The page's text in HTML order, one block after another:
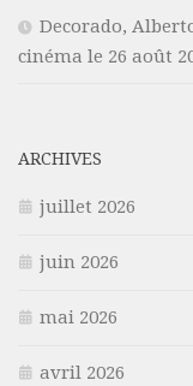
Decorado,
cinéma le 26 août
ARCHIVES
juillet 2026
juin 2026
mai 2026
avril 2026